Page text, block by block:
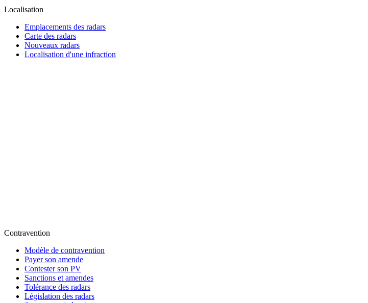
Localisation
Emplacements des radars
Carte des radars
Nouveaux radars
Localisation d'une infraction
Contravention
Modèle de contravention
Payer son amende
Contester son PV
Sanctions et amendes
Tolérance des radars
Législation des radars